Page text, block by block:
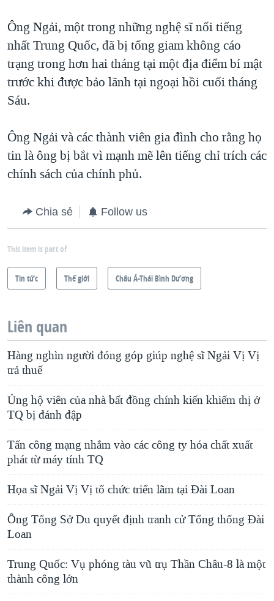
Ông Ngải, một trong những nghệ sĩ nổi tiếng
nhất Trung Quốc, đã bị tống giam không cáo
trạng trong hơn hai tháng tại một địa điểm bí mật
trước khi được bảo lãnh tại ngoại hồi cuối tháng
Sáu.
Ông Ngải và các thành viên gia đình cho rằng họ
tin là ông bị bắt vì mạnh mẽ lên tiếng chỉ trích các
chính sách của chính phủ.
Chia sẻ Follow us
This item is part of
Tin tức Thế giới Châu Á-Thái Bình Dương
Liên quan
Hàng nghìn người đóng góp giúp nghệ sĩ Ngải Vị Vị
trả thuế
Ủng hộ viên của nhà bất đồng chính kiến khiếm thị ở
TQ bị đánh đập
Tấn công mạng nhắm vào các công ty hóa chất xuất
phát từ máy tính TQ
Họa sĩ Ngải Vị Vị tổ chức triển lãm tại Đài Loan
Ông Tống Sở Du quyết định tranh cử Tổng thống Đài
Loan
Trung Quốc: Vụ phóng tàu vũ trụ Thần Châu-8 là một
thành công lớn